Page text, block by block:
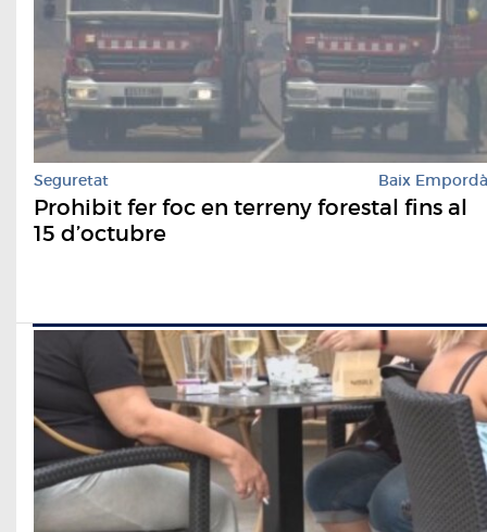
Seguretat Baix Empordà
Prohibit fer foc en terreny forestal fins al
15 d’octubre